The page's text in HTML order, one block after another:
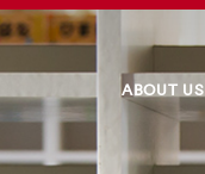
ABOUT US